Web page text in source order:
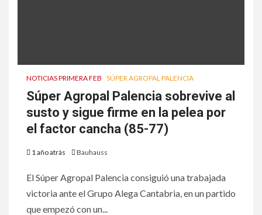
NOTICIAS PRIMERA FEB SÚPER AGROPAL PALENCIA
Súper Agropal Palencia sobrevive al
susto y sigue firme en la pelea por
el factor cancha (85-77)
1 año atrás Bauhauss
El Súper Agropal Palencia consiguió una trabajada
victoria ante el Grupo Alega Cantabria, en un partido
que empezó con un...